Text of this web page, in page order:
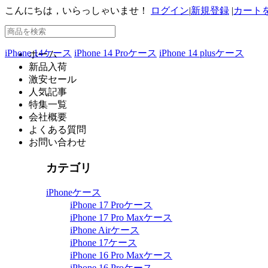
こんにちは，いらっしゃいませ！ ログイン|新規登録 |カート
iPhone 14ケース iPhone 14 Proケース iPhone 14 plusケース
ホーム
新品入荷
激安セール
人気記事
特集一覧
会社概要
よくある質問
お問い合わせ
カテゴリ
iPhoneケース
iPhone 17 Proケース
iPhone 17 Pro Maxケース
iPhone Airケース
iPhone 17ケース
iPhone 16 Pro Maxケース